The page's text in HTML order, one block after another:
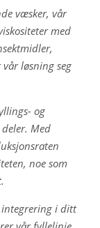
væsker, vår
med
løsning seg
og
Med
noe som
i ditt